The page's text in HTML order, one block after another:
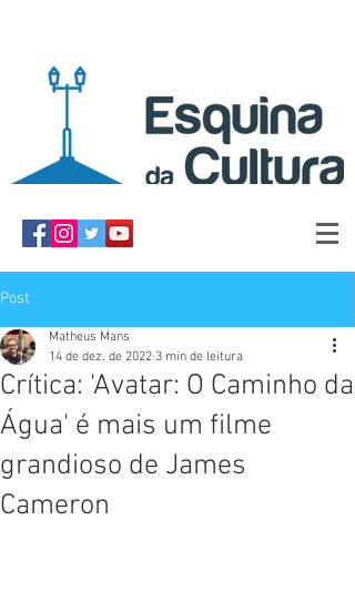
Post
Crítica: 'Avatar: O Caminho da
Água' é mais um filme
grandioso de James
Cameron
Matheus Mans
14 de dez. de 2022 3 min de leitura